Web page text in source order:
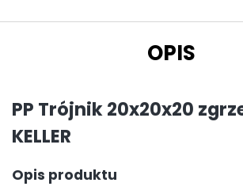
OPIS
PP Trójnik 20x20x20
KELLER
Opis produktu